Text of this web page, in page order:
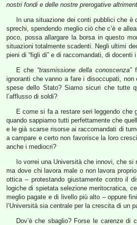
nostri fondi e delle nostre prerogative
In una situazione dei conti pubblici che
sprechi, spendendo meglio ciò che c’è e
poco, possa allargare la borsa in questo
situazioni totalmente scadenti. Negli ultimi
pieni di “figli di” e di raccomandati, di
E che “trasmissione della conoscenza”
ignoranti che vanno a fare i disoccupati,
spese dello Stato? Siamo sicuri che tutte
l’afflusso di soldi?
E come si fa a restare seri leggendo che
quando sappiamo tutti perfettamente che
e le già scarse risorse ai raccomandati di
a campare e certo non favorisce la loro
anche i mediocri?
Io vorrei una Università che innovi, che
ma dove chi lavora male o non lavora
ottica – protestando giustamente contro il
logiche di spietata selezione meritocratica,
meglio pagate e di livello più alto – oppure
l’Università sia centrale per la crescita di un
Dov’è che sbaglio? Forse le carenze